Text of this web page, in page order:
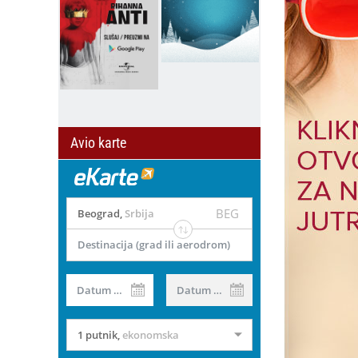
Avio karte
Beograd, Srbija BEG
Destinacija (grad ili aerodrom)
Datum od Datum do
1 putnik,ekonomska